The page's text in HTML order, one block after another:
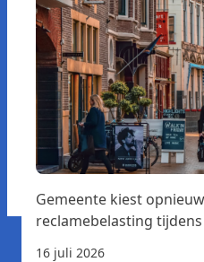
Gemeente kiest
reclamebelasting
16 juli 2026